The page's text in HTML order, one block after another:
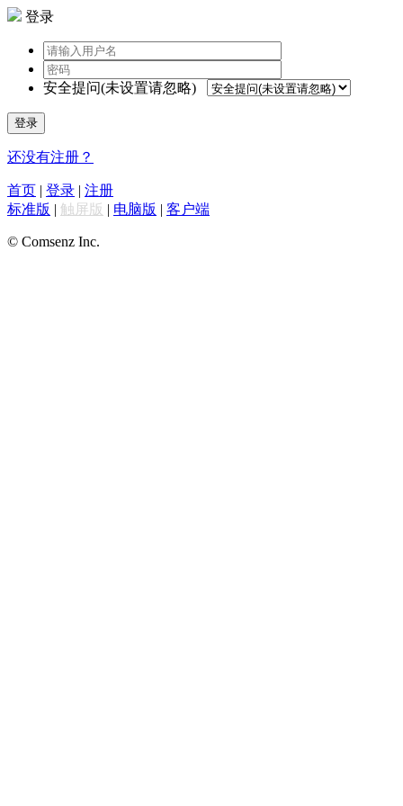
登录
安全提问(未设置请忽略)
登录
还没有注册？
首页 | 登录 | 注册
标准版 | 触屏版 | 电脑版 | 客户端
© Comsenz Inc.